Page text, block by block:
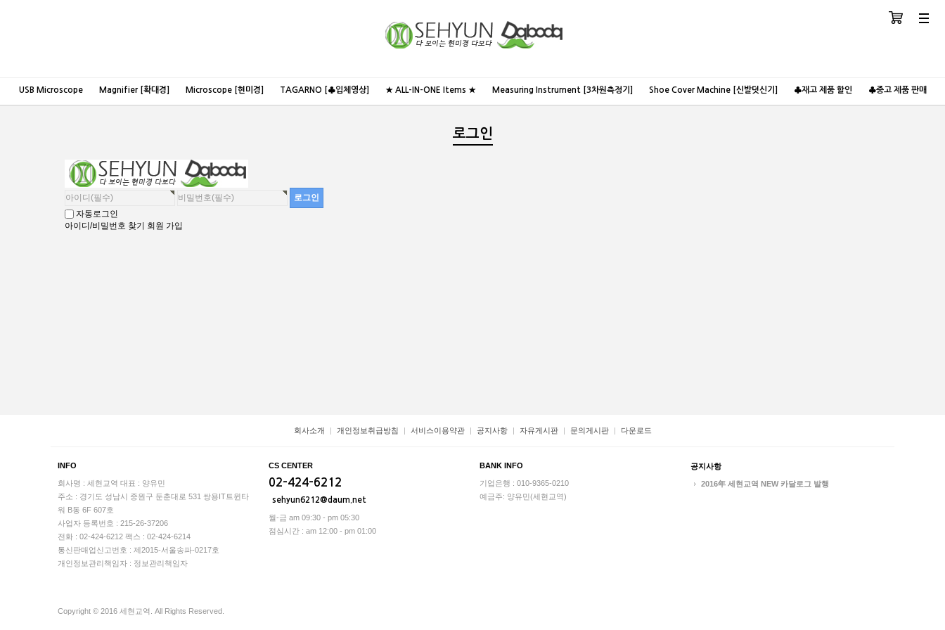
USB Microscope Magnifier [확대경] Microscope [현미경] TAGARNO [♣입체영상] ★ ALL-IN-ONE Items ★ Measuring Instrument [3차원측정기] Shoe Cover Machine [신발덧신기] ♣재고 제품 할인 ♣중고 제품 판매
분류
로그인
자동로그인
아이디/비밀번호 찾기
회원 가입
회사소개 개인정보취급방침 서비스이용약관 공지사항 자유게시판 문의게시판 다운로드
INFO
회사명 : 세현교역 대표 : 양유민
주소 : 경기도 성남시 중원구 둔춘대로 531 쌍용IT트윈타
워 B동 6F 607호
사업자 등록번호 : 215-26-37206
전화 : 02-424-6212 팩스 : 02-424-6214
통신판매업신고번호 : 제2015-서울송파-0217호
개인정보관리책임자 : 정보관리책임자
CS CENTER
02-424-6212
sehyun6212@daum.net
월-금 am 09:30 - pm 05:30
점심시간 : am 12:00 - pm 01:00
BANK INFO
기업은행 : 010-9365-0210
예금주: 양유민(세현교역)
공지사항
2016年 세현교역 NEW 카달로그 발행
Copyright © 2016 세현교역. All Rights Reserved.